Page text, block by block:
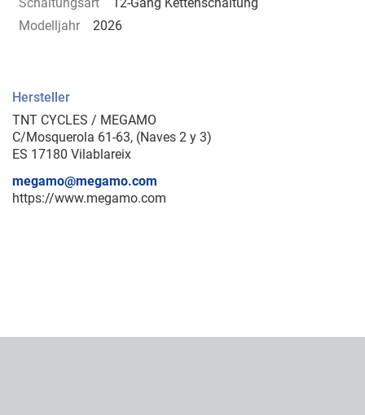
Modelljahr
2026
Hersteller
TNT CYCLES / MEGAMO
C/Mosquerola 61-63, (Naves 2 y 3)
ES 17180 Vilablareix
megamo@megamo.com
https://www.megamo.com